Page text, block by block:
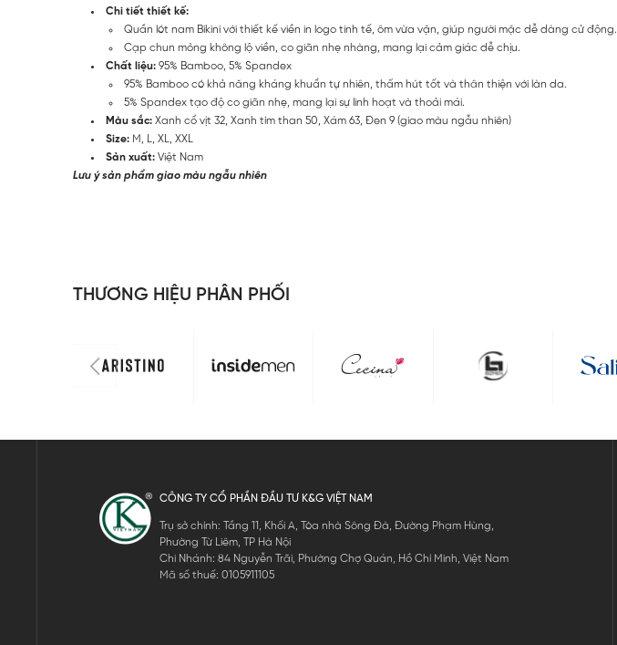
Chi tiết thiết kế:
Quần lót nam Bikini với thiết kế viền in logo tinh tế, ôm vừa vặn, giúp người mặc dễ dàng cử động.
Cạp chun mỏng không lộ viền, co giãn nhẹ nhàng, mang lại cảm giác dễ chịu.
Chất liệu: 95% Bamboo, 5% Spandex
95% Bamboo có khả năng kháng khuẩn tự nhiên, thấm hút tốt và thân thiện với làn da.
5% Spandex tạo độ co giãn nhẹ, mang lại sự linh hoạt và thoải mái.
Màu sắc: Xanh cổ vịt 32, Xanh tím than 50, Xám 63, Đen 9 (giao màu ngẫu nhiên)
Size: M, L, XL, XXL
Sản xuất: Việt Nam
Lưu ý sản phẩm giao màu ngẫu nhiên
THƯƠNG HIỆU PHÂN PHỐI
CÔNG TY CỔ PHẦN ĐẦU TƯ K&G VIỆT NAM
Trụ sở chính: Tầng 11, Khối A, Tòa nhà Sông Đà, Đường Phạm Hùng,
Phường Từ Liêm, TP Hà Nội
Chi Nhánh: 84 Nguyễn Trãi, Phường Chợ Quán, Hồ Chí Minh, Việt Nam
Mã số thuế: 0105911105